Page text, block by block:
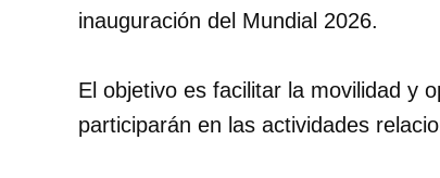
inauguración del Mundial 2026.
El objetivo es facilitar la movilidad y
participarán en las actividades